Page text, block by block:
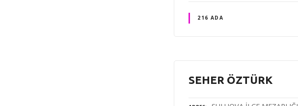
216 ADA
SEHER ÖZTÜRK